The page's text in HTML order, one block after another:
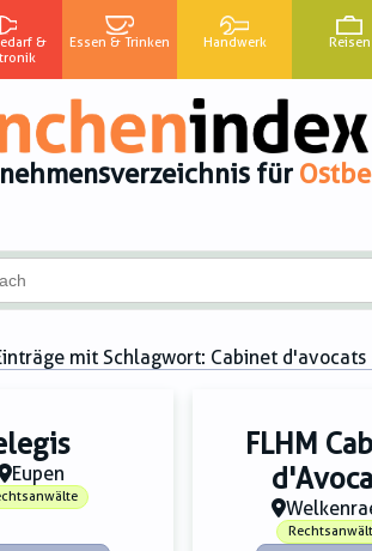
&
Essen & Trinken Handwerk Reisen
für
mit Schlagwort: Cabinet d'avocats
Eupen
FLHM